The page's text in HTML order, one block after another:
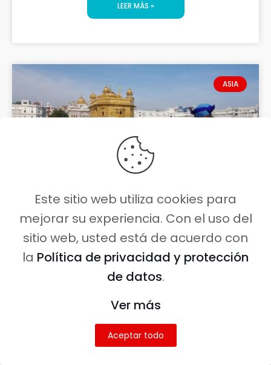
LEER MÁS »
ASIA
Amritsar: ¿Qué ver y hacer en un
día? Más allá del Templo Dorado
LEER MÁS »
Este sitio web utiliza cookies para
mejorar su experiencia. Con el uso del
sitio web, usted está de acuerdo con
la Política de privacidad y protección
de datos.
Ver más
Aceptar todo